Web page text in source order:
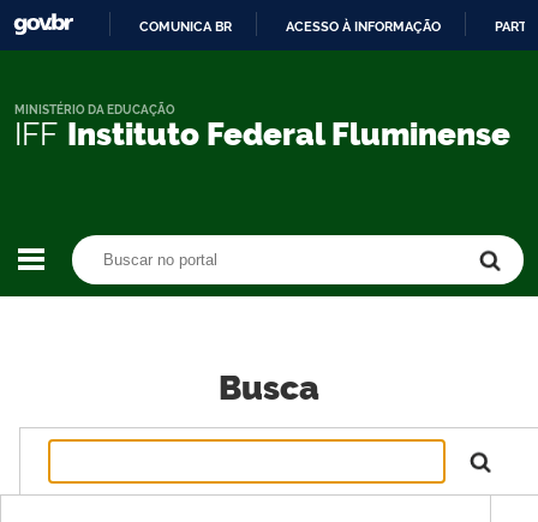
CONTEÚDO
COMUNICA BR ACESSO À INFORMAÇÃO
IFF Instituto Federal Fluminense
MINISTÉRIO DA EDUCAÇÃO
Busca